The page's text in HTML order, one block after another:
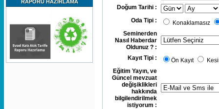
RAPORU HAZIRLAMA
Doğum Tarihi :
Oda Tipi :
Konaklamasız
Seminerden
Nasıl Haberdar
Oldunuz ? :
Kayıt Tipi :
Ön Kayıt
Eğitim Yayın, ve
Güncel mevzuat
değişiklikleri
hakkında
bilgilendirilmek
istiyorum :